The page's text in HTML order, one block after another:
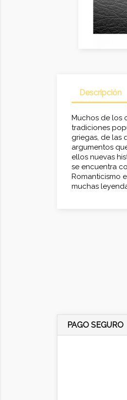
Descripción
Muchos de los
tradiciones
griegas, de las
argumentos
ellos nuevas
se encuentra
Romanticismo
muchas
PAGO SEGURO